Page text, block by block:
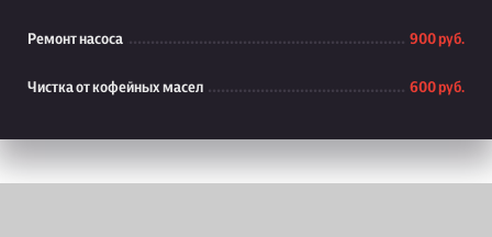
Ремонт насоса 900 руб.
Чистка от кофейных масел 600 руб.